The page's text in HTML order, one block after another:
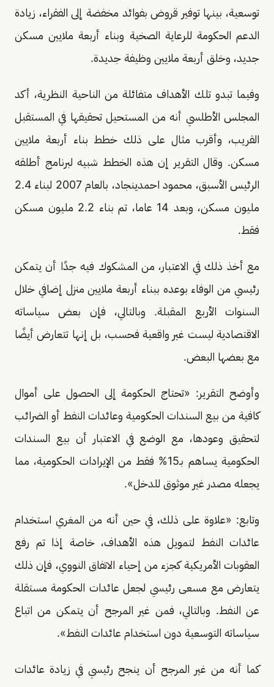
توسعية، بينها توفير قروض بفوائد مخفضة إلى الفقراء، زيادة
الدعم الحكومة للرعاية الصخية وبناء أربعة ملايين مسكن
جديد، وخلق أربعة ملايين وظيفة جديدة.
وفيما تبدو تلك الأهداف متفائلة من الناحية النظرية، أكد
المجلس الأطلسي أنه من المستحيل تحقيقها في المستقبل
القريب، وأقرب مثال على ذلك خطط بناء أربعة ملايين
مسكن. وقال التقرير إن هذه الخطط شبيه لبرنامج أطلقه
الرئيس الأسبق، محمود احمدينجاد، بالعام 2007 لبناء 2.4
مليون مسكن، وبعد 14 عاما، تم بناء 2.2 مليون مسكن
فقط.
مع أخذ ذلك في الاعتبار، من المشكوك فيه جدًا أن يتمكن
رئيسي من الوفاء بوعده ببناء أربعة ملايين منزل إضافي خلال
السنوات الأربع المقبلة. وبالتالي، فإن بعض سياساته
الاقتصادية ليست غير واقعية فحسب، بل إنها تتعارض أيضًا
مع بعضها البعض.
وأوضح التقرير: «تحتاج الحكومة إلى الحصول على أموال
كافية من بيع السندات الحكومية وعائدات النفط أو الضرائب
لتحقيق وعودها، مع الوضع في الاعتبار أن بيع السندات
الحكومية يساهم بـ15% فقط من الإيرادات الحكومية، مما
يجعله مصدر غير موثوق للدخل».
وتابع: «علاوة على ذلك، في حين أنه من المغري استخدام
عائدات النفط لتمويل هذه الأهداف، خاصة إذا تم رفع
العقوبات الأمريكية كجزء من إحياء الاتفاق النووي، فإن ذلك
يتعارض مع مسعى رئيسي لجعل عائدات الحكومة مستقلة
عن النفط. وبالتالي، فمن غير المرجح أن يتمكن من اتباع
سياساته التوسعية دون استخدام عائدات النفط».
كما أنه من غير المرجح أن ينجح رئيسي في زيادة عائدات